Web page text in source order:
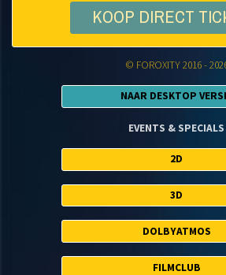
KOOP DIRECT
© FOROXITY 2016 -
NAAR DESKTOP
EVENTS & SPECIALS
2D
3D
DOLBYATMOS
FILMCLUB